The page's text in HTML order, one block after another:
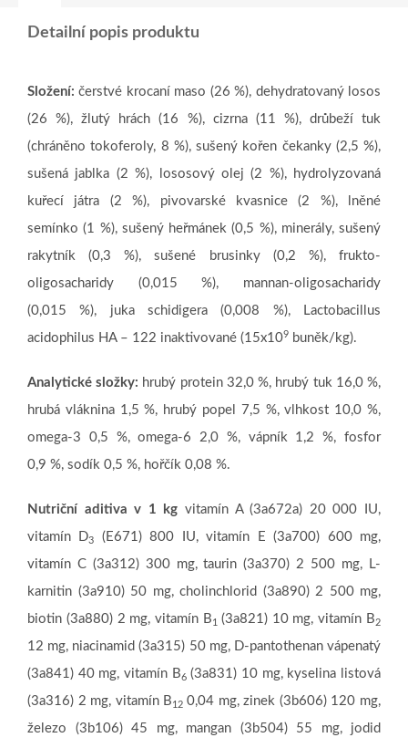
Detailní popis produktu
Složení: čerstvé krocaní maso (26 %), dehydratovaný losos
(26 %), žlutý hrách (16 %), cizrna (11 %), drůbeží tuk
(chráněno tokoferoly, 8 %), sušený kořen čekanky (2,5 %),
sušená jablka (2 %), lososový olej (2 %), hydrolyzovaná
kuřecí játra (2 %), pivovarské kvasnice (2 %), lněné
semínko (1 %), sušený heřmánek (0,5 %), minerály, sušený
rakytník (0,3 %), sušené brusinky (0,2 %), frukto-
oligosacharidy (0,015 %), mannan-oligosacharidy
(0,015 %), juka schidigera (0,008 %), Lactobacillus
acidophilus HA – 122 inaktivované (15x109 buněk/kg).
Analytické složky: hrubý protein 32,0 %, hrubý tuk 16,0 %,
hrubá vláknina 1,5 %, hrubý popel 7,5 %, vlhkost 10,0 %,
omega-3 0,5 %, omega-6 2,0 %, vápník 1,2 %, fosfor
0,9 %, sodík 0,5 %, hořčík 0,08 %.
Nutriční aditiva v 1 kg vitamín A (3a672a) 20 000 IU,
vitamín D3
(E671) 800 IU, vitamín E (3a700) 600 mg,
vitamín C (3a312) 300 mg, taurin (3a370) 2 500 mg, L-
karnitin (3a910) 50 mg, cholinchlorid (3a890) 2 500 mg,
biotin (3a880) 2 mg, vitamín B1 (3a821) 10 mg, vitamín B2
12 mg, niacinamid (3a315) 50 mg, D-pantothenan vápenatý
(3a841) 40 mg, vitamín B6(3a831) 10 mg, kyselina listová
(3a316) 2 mg, vitamín B120,04 mg, zinek (3b606) 120 mg,
železo (3b106) 45 mg, mangan (3b504) 55 mg, jodid